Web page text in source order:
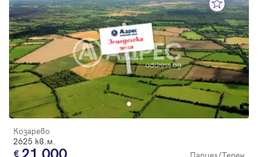
Козарево
2625 кв.м.